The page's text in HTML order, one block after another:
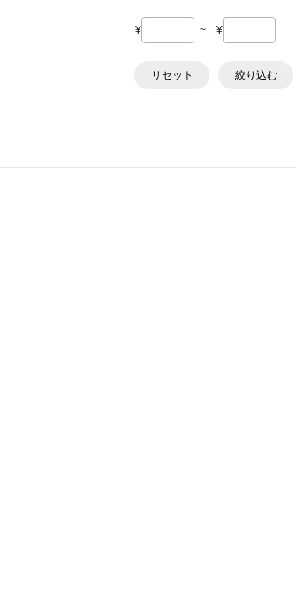
¥ ~ ¥
リセット 絞り込む